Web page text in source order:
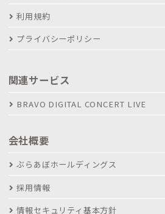
利用規約
プライバシーポリシー
関連サービス
BRAVO DIGITAL CONCERT LIVE
会社概要
ぶらあぼホールディングス
採用情報
情報セキュリティ基本方針